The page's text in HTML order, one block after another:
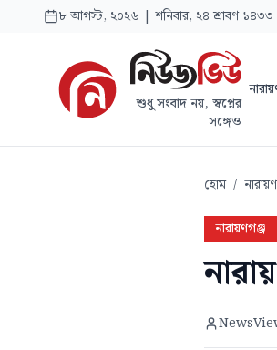
৮ আগস্ট, ২০২৬ | শনিবার, ২৪ শ্রাবণ ১৪৩৩
শুধু সংবাদ নয়, স্বপ্নের
সঙ্গেও
হোম /
নারায়ণগঞ্জ